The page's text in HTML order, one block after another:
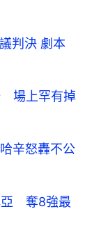
判決 劇本
場上罕有掉
辛怒轟不公
亞 奪8強最